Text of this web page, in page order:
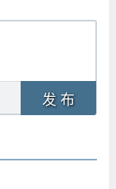
发 布